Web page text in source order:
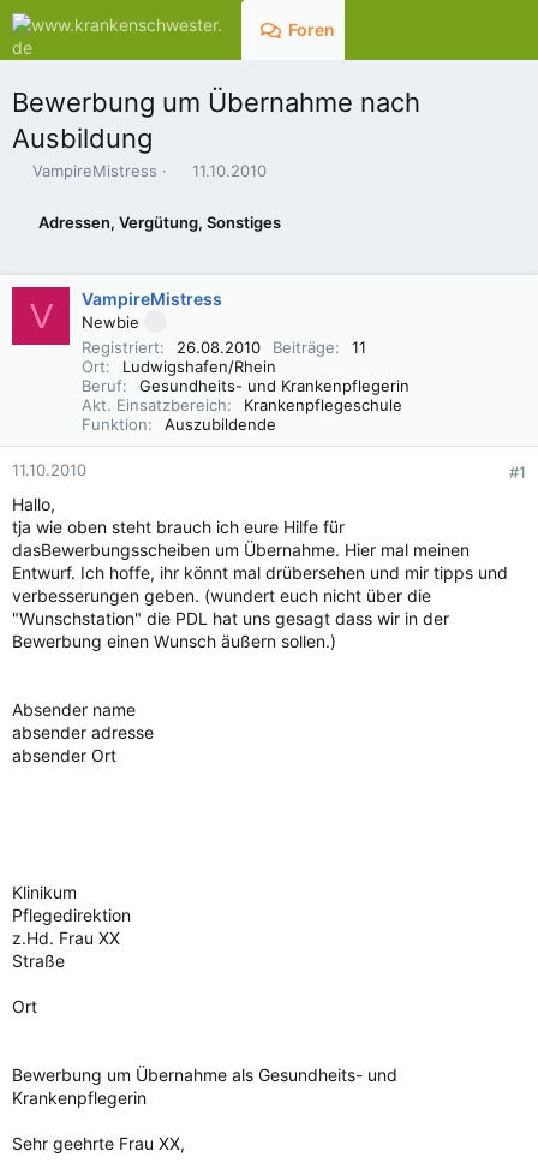
Foren
Bewerbung um Übernahme nach
Ausbildung
E
l
e
r
VampireMistress
E
t
l
l
a
m
11.10.2010
Adressen, Vergütung, Sonstiges
V VampireMistress
Newbie
Registriert
26.08.2010 Beiträge
11
Ort
Ludwigshafen/Rhein
Beruf
Gesundheits- und Krankenpflegerin
Akt. Einsatzbereich
Krankenpflegeschule
Funktion
Auszubildende
11.10.2010 #1
Hallo,
tja wie oben steht brauch ich eure Hilfe für
dasBewerbungsscheiben um Übernahme. Hier mal meinen
Entwurf. Ich hoffe, ihr könnt mal drübersehen und mir tipps und
verbesserungen geben. (wundert euch nicht über die
"Wunschstation" die PDL hat uns gesagt dass wir in der
Bewerbung einen Wunsch äußern sollen.)
Absender name
absender adresse
absender Ort
Klinikum
Pflegedirektion
z.Hd. Frau XX
Straße
Ort
Bewerbung um Übernahme als Gesundheits- und
Krankenpflegerin
Sehr geehrte Frau XX,